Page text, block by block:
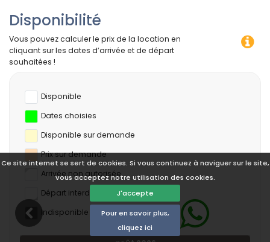
Ce site internet se sert de cookies. Si vous continuez à naviguer sur le site,
vous acceptez notre utilisation des cookies.
J'accepte
Pour en savoir plus,
cliquez ici
Disponibilité
Vous pouvez calculer le prix de la location en
cliquant sur les dates d’arrivée et de départ
souhaitées !
Disponible
Dates choisies
Disponible sur demande
Prix ​​sur demande
Arrivée non autorisée
Départ interdit
Indisponible